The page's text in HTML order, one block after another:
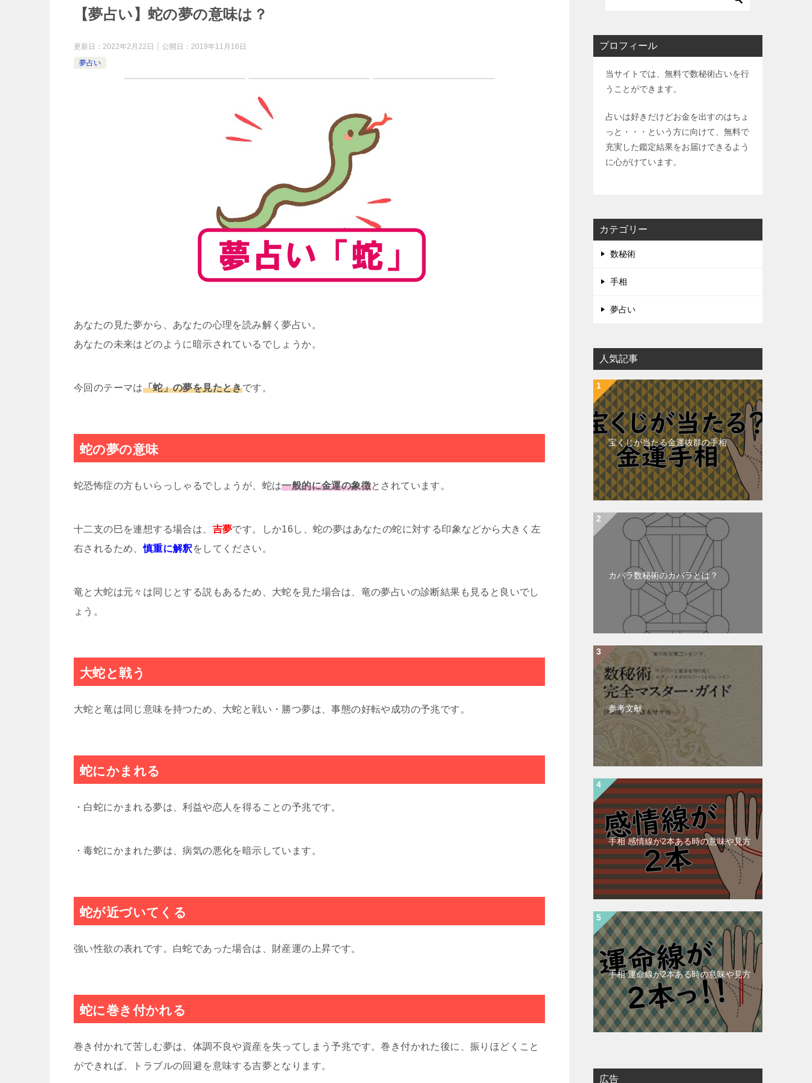
【夢占い】蛇の夢の意味は？
更新日： 2022年2月22日 公開日： 2019年11月16日
夢占い
あなたの見た夢から、あなたの心理を読み解く夢占い。
あなたの未来はどのように暗示されているでしょうか。
今回のテーマは「蛇」の夢を見たときです。
蛇の夢の意味
蛇恐怖症の方もいらっしゃるでしょうが、蛇は一般的に金運の象徴とされています。
十二支の巳を連想する場合は、 吉夢です。しか16し、蛇の夢はあなたの蛇に対する印象などから大きく左
右されるため、慎重に解釈をしてください。
竜と大蛇は元々は同じとする説もあるため、大蛇を見た場合は、竜の夢占いの診断結果も見ると良いでし
ょう。
大蛇と戦う
大蛇と竜は同じ意味を持つため、大蛇と戦い・勝つ夢は、事態の好転や成功の予兆です。
蛇にかまれる
・白蛇にかまれる夢は、利益や恋人を得ることの予兆です。
・毒蛇にかまれた夢は、病気の悪化を暗示しています。
蛇が近づいてくる
強い性欲の表れです。白蛇であった場合は、財産運の上昇です。
蛇に巻き付かれる
巻き付かれて苦しむ夢は、体調不良や資産を失ってしまう予兆です。巻き付かれた後に、振りほどくこと
ができれば、トラブルの回避を意味する吉夢となります。
プロフィール
当サイトでは、無料で数秘術占いを行
うことができます。
占いは好きだけどお金を出すのはちょ
っと・・・という方に向けて、無料で
充実した鑑定結果をお届けできるよう
に心がけています。
カテゴリー
数秘術
手相
夢占い
人気記事
宝くじが当たる金運抜群の手相
カバラ数秘術のカバラとは？
参考文献
手相 感情線が2本ある時の意味や見方
手相 運命線が2本ある時の意味や見方
広告